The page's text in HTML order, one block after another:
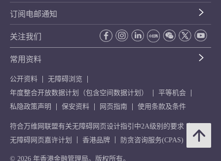
订阅电邮通知
关注我们
常用资料
公开资料
无障碍浏览
年度整合开放数据计划（包含空间数据计划）
平等机会
私隐政策声明
保安资料 网页指南 使用条款及条件
符合万维网联盟有关无障碍网页设计指引中2A级别的要求
无障碍网页嘉许计划
香港品牌 防贪咨询服务(CPAS)
© 2026 年香港金融管理局。版权所有。